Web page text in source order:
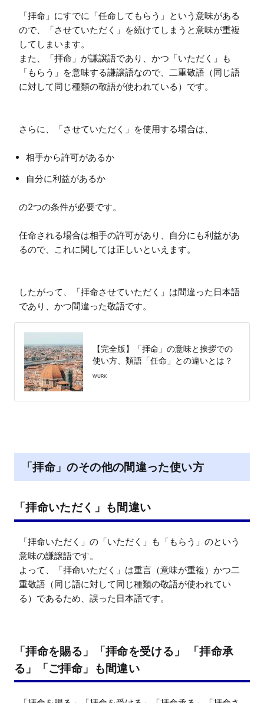
「拝命」にすでに「任命してもらう」という意味がある
ので、「させていただく」を続けてしまうと意味が重複
してしまいます。
また、「拝命」が謙譲語であり、かつ「いただく」も
「もらう」を意味する謙譲語なので、二重敬語（同じ語
に対して同じ種類の敬語が使われている）です。
さらに、「させていただく」を使用する場合は、
相手から許可があるか
自分に利益があるか
の2つの条件が必要です。
任命される場合は相手の許可があり、自分にも利益があ
るので、これに関しては正しいといえます。
したがって、「拝命させていただく」は間違った日本語
であり、かつ間違った敬語です。
【完全版】「拝命」の意味と挨拶での
使い方、類語「任命」との違いとは？
WURK
「拝命」のその他の間違った使い方
「拝命いただく」も間違い
「拝命いただく」の「いただく」も「もらう」のという
意味の謙譲語です。
よって、「拝命いただく」は重言（意味が重複）かつ二
重敬語（同じ語に対して同じ種類の敬語が使われてい
る）であるため、誤った日本語です。
「拝命を賜る」「拝命を受ける」 「拝命承
る」「ご拝命」も間違い